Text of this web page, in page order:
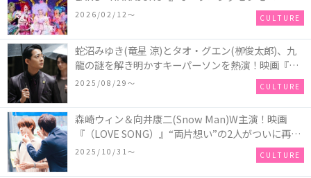
2026/02/12〜 CULTURE
蛇沼みゆき(⻯星 涼)とタオ・グエン(栁俊太郎)、九
⿓の謎を解き明かすキーパーソンを熱演！映画『九
⿓ジェネリックロマンス』初場⾯カットを解禁！
2025/08/29〜 CULTURE
森崎ウィン＆向井康二(Snow Man)W主演！映画
『（LOVE SONG）』“両片想い”の2人がついに再
会！ソウタとカイ、切なさと希望が交錯する運命の
2025/10/31〜 CULTURE